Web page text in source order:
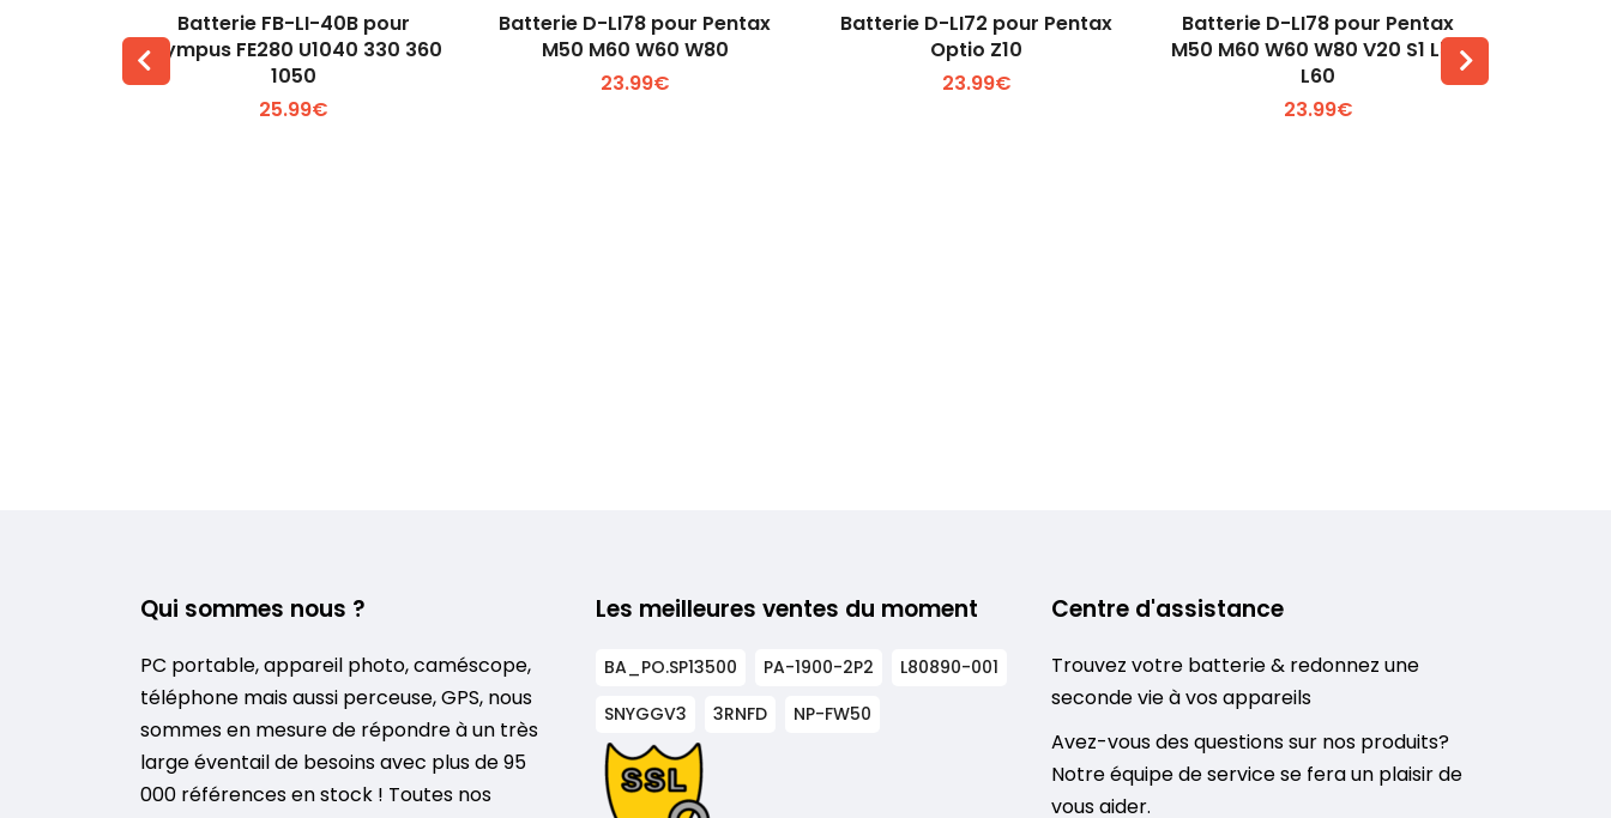
Voir plus +
Batterie FB-LI-40B pour
Olympus FE280 U1040 330 360
1050
25.99€
Voir plus +
Batterie D-LI78 pour Pentax
M50 M60 W60 W80
23.99€
Voir plus +
Batterie D-LI72 pour Pentax
Optio Z10
23.99€
Voir plus +
Batterie D-LI78 pour Pentax
M50 M60 W60 W80 V20 S1 L50
L60
23.99€
Qui sommes nous ?
PC portable, appareil photo, caméscope,
téléphone mais aussi perceuse, GPS, nous
sommes en mesure de répondre à un très
large éventail de besoins avec plus de 95
000 références en stock ! Toutes nos
Les meilleures ventes du moment
BA_PO.SP13500 PA-1900-2P2
L80890-001
SNYGGV3
3RNFD NP-FW50
Centre d'assistance
Trouvez votre batterie & redonnez une
seconde vie à vos appareils
Avez-vous des questions sur nos produits?
Notre équipe de service se fera un plaisir de
vous aider.